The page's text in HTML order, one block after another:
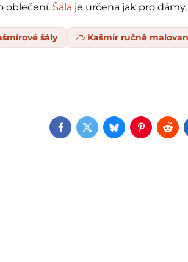
oblečení. Šála je určena jak pro
šály Kašmír ručně
Facebook
TwitterBlueskyPinterest